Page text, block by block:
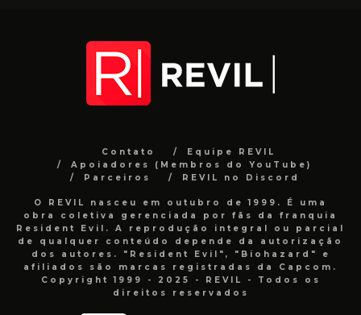
Contato
Equipe REVIL
Apoiadores (Membros do YouTube)
Parceiros
REVIL no Discord
O REVIL nasceu em outubro de 1999. É uma
obra coletiva gerenciada por fãs da franquia
Resident Evil. A reprodução integral ou parcial
de qualquer conteúdo depende da autorização
dos autores. "Resident Evil", "Biohazard" e
afiliados são marcas registradas da Capcom.
Copyright 1999 - 2025 - REVIL - Todos os
direitos reservados